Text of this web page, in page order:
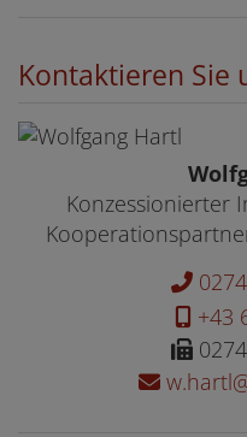
Kontaktieren Sie
Konzessionierter
+43